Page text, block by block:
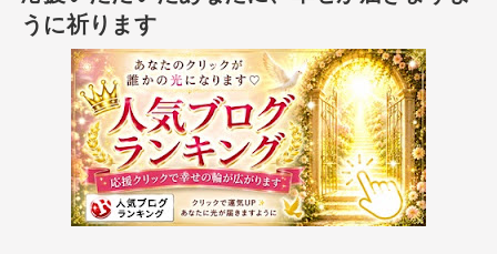
うに祈ります